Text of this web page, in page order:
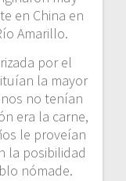
en China en
Amarillo.
por el
la mayor
no tenían
era la carne,
le proveían
la posibilidad
nómade.